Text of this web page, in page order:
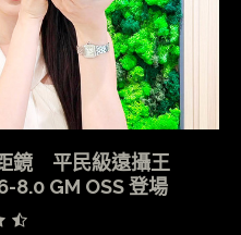
鏡 平民級遠攝王
8.0 GM OSS 登場